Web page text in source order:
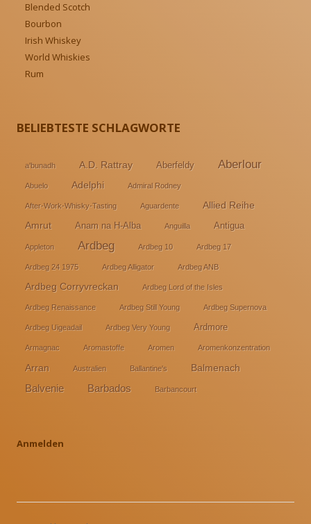
Blended Scotch
Bourbon
Irish Whiskey
World Whiskies
Rum
BELIEBTESTE SCHLAGWORTE
a'bunadh A.D. Rattray Aberfeldy Aberlour
Abuelo Adelphi Admiral Rodney
After-Work-Whisky-Tasting Aguardente
Allied Reihe
Amrut
Anam na H-Alba Anguilla Antigua
Appleton Ardbeg Ardbeg 10 Ardbeg 17
Ardbeg 24 1975 Ardbeg Alligator Ardbeg ANB
Ardbeg Corryvreckan Ardbeg Lord of the Isles
Ardbeg Renaissance Ardbeg Still Young Ardbeg Supernova
Ardbeg Uigeadail Ardbeg Very Young Ardmore
Armagnac Aromastoffe Aromen Aromenkonzentration
Arran Australien Ballantine's Balmenach
Balvenie Barbados Barbancourt
Anmelden